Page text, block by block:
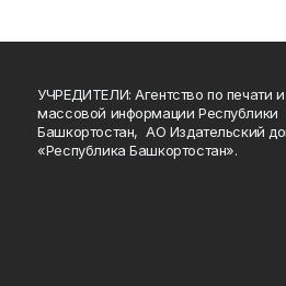
УЧРЕДИТЕЛИ: Агентство по печати
массовой информации Республики
Башкортостан, АО Издательский
«Республика Башкортостан».